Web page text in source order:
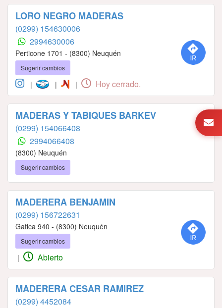
LORO NEGRO MADERAS
(0299) 154630006
2994630006
Perticone 1701 - (8300) Neuquén
Sugerir cambios
| | | Hoy cerrado.
MADERAS Y TABIQUES BARKEV
(0299) 154066408
2994066408
(8300) Neuquén
Sugerir cambios
MADERERA BENJAMIN
(0299) 156722631
Gatica 940 - (8300) Neuquén
Sugerir cambios
| Abierto
MADERERA CESAR RAMIREZ
(0299) 4452084